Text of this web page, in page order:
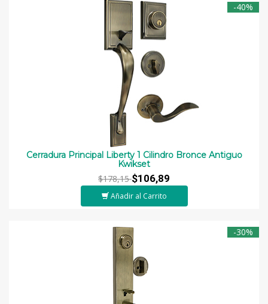
-40%
Cerradura Principal Liberty 1 Cilindro Bronce Antiguo
Kwikset
$178,15$106,89
Añadir al Carrito
-30%